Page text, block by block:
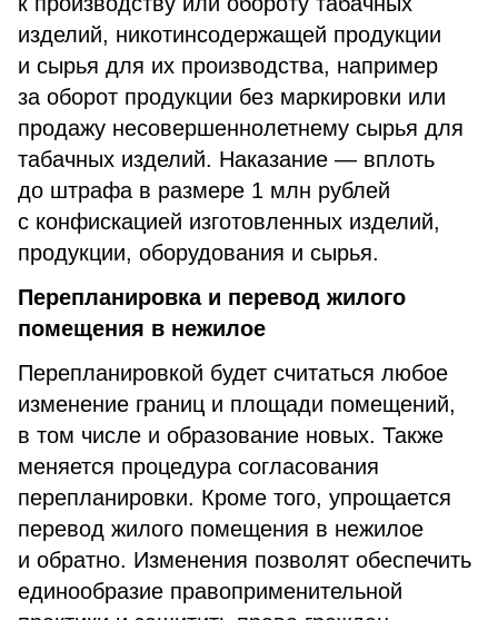
изделий, никотинсодержащей продукции
и сырья для их производства, например
за оборот продукции без маркировки или
продажу несовершеннолетнему сырья для
табачных изделий. Наказание — вплоть
до штрафа в размере 1 млн рублей
с конфискацией изготовленных изделий,
продукции, оборудования и сырья.
Перепланировка и перевод жилого
помещения в нежилое
Перепланировкой будет считаться любое
изменение границ и площади помещений,
в том числе и образование новых. Также
меняется процедура согласования
перепланировки. Кроме того, упрощается
перевод жилого помещения в нежилое
и обратно. Изменения позволят обеспечить
единообразие правоприменительной